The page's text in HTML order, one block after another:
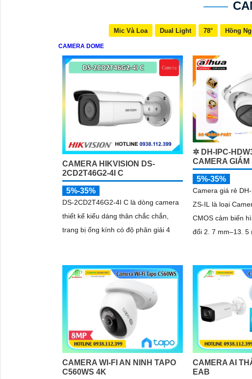
Mic Và Loa Dual Light 78° Hồng
CAMERA DOME
CAMERA HIKVISION DS-
2CD2T46G2-4I C
5%-35%
DS-2CD2T46G2-4I C là dòng camera
thiết kế kiểu dáng thân chắc chắn,
trang bị ống kính có độ phân giải 4
✲ DH-IPC-
CAMERA GIÁM
5%-35%
Camera giá rẻ
ZS-IL là loại
CMOS cảm biến
đổi 2. 7 mm–13. 5
CAMERA WI-FI AN NINH TAPO
C560WS 4K
CAMERA AI
EAB